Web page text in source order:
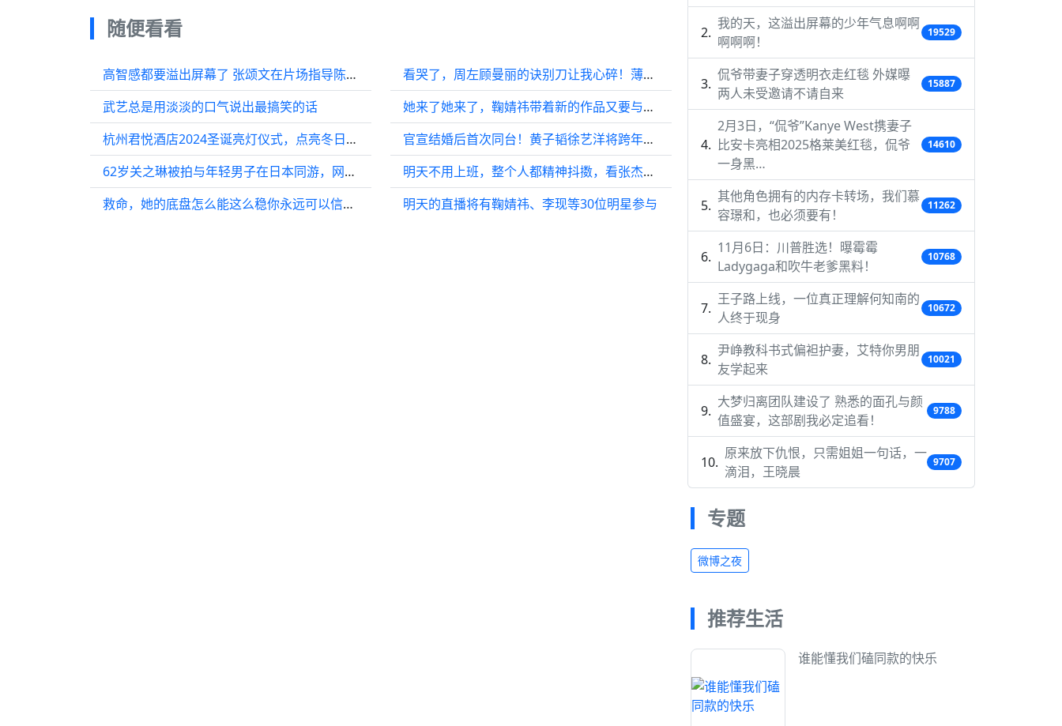
随便看看
高智感都要溢出屏幕了 张颂文在片场指导陈都灵演戏
武艺总是用淡淡的口气说出最搞笑的话
杭州君悦酒店2024圣诞亮灯仪式，点亮冬日欢乐时光
62岁关之琳被拍与年轻男子在日本同游，网友感叹：岁月从不败美人
救命，她的底盘怎么能这么稳你永远可以信任宋茜的打戏…
看哭了，周左顾曼丽的诀别刀让我心碎！薄冰 周左顾曼丽诀别
她来了她来了，鞠婧祎带着新的作品又要与大家见面了…
官宣结婚后首次同台！黄子韬徐艺洋将跨年晚会
明天不用上班，整个人都精神抖擞，看张杰的演出真是震撼
明天的直播将有鞠婧祎、李现等30位明星参与
我的天，这溢出屏幕的少年气息啊啊
啊啊啊！
19529
侃爷带妻子穿透明衣走红毯 外媒曝
两人未受邀请不请自来
15887
2月3日，“侃爷”Kanye West携妻子
比安卡亮相2025格莱美红毯，侃爷
一身黑…
14610
其他角色拥有的内存卡转场，我们慕
容璟和，也必须要有！
11262
11月6日：川普胜选！曝霉霉
Ladygaga和吹牛老爹黑料！
10768
王子路上线，一位真正理解何知南的
人终于现身
10672
尹峥教科书式偏袒护妻，艾特你男朋
友学起来
10021
大梦归离团队建设了 熟悉的面孔与颜
值盛宴，这部剧我必定追看！
9788
原来放下仇恨，只需姐姐一句话，一
滴泪，王晓晨
9707
专题
微博之夜
推荐生活
谁能懂我们磕同款的快乐